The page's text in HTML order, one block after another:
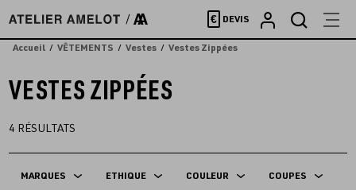
directement
au
€ DEVIS
Accueil VÊTEMENTS Vestes Vestes Zippées
VESTES ZIPPÉES
4 RÉSULTATS
MARQUES ETHIQUE COULEUR COUPES